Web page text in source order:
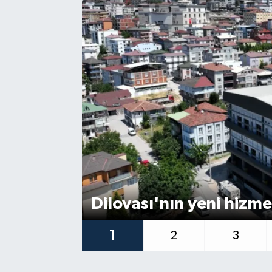
Dilovası'nın yeni
1 2 3